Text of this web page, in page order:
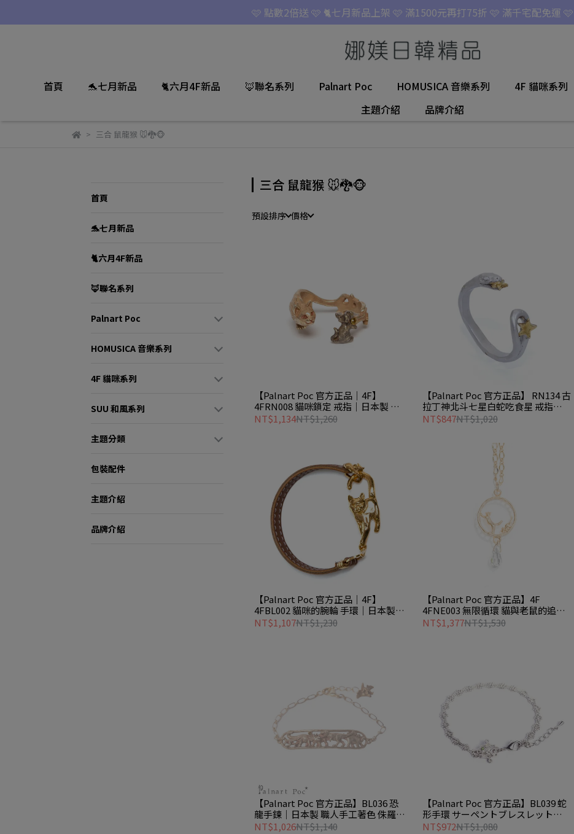
🩷 點數2倍送 🩷 🐈七月新品上架 🩷 滿1500元再打75折 🩷 滿千宅配免運 🩷
首頁 🐬七月新品 🐈六月4F新品 🦊聯名系列 Palnart Poc HOMUSICA 音樂系列 4F 貓咪系列
主題介紹
品牌介紹
三合 鼠龍猴 🐭🐉🐵
首頁
🐬七月新品
🐈六月4F新品
🦊聯名系列
Palnart Poc
HOMUSICA 音樂系列
4F 貓咪系列
SUU 和風系列
主題分類
包裝配件
主題介紹
品牌介紹
三合 鼠龍猴 🐭🐉🐵
預設排序 價格
【Palnart Poc 官方正品｜4F】
4FRN008 貓咪鎖定 戒指｜日本製 驚
慌老鼠 職人手工著色
NT$1,134NT$1,260
【Palnart Poc 官方正品】 RN134 古
拉丁神北斗七星白蛇吃食星 戒指
Senptentrion
NT$847NT$1,020
【Palnart Poc 官方正品｜4F】
4FBL002 貓咪的腕輪 手環｜日本製
貓與老鼠 職人手工著色 Cat
NT$1,107NT$1,230
【Palnart Poc 官方正品】4F
4FNE003 無限循環 貓與老鼠的追逐
項鍊
NT$1,377NT$1,530
【Palnart Poc 官方正品】BL036 恐
龍手鍊｜日本製 職人手工著色 侏羅紀
恐龍圖鑑 Dinosaur
NT$1,026NT$1,140
【Palnart Poc 官方正品】BL039 蛇
形手環 サーペントブレスレット
Serpents
NT$972NT$1,080